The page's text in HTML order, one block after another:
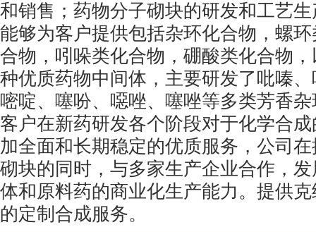
23611-75-8
937669-80-2
22680-44-0
51171-
10303-88-5 18289-89-9 60456-21-5 52373-
和销售；药物分子砌块的研发和工艺
能够为客户提供包括杂环化合物，螺
合物，吲哚类化合物，硼酸类化合物
种优质药物中间体，主要研发了吡嗪
嘧啶、噻吩、噁唑、噻唑等多类芳香
客户在新药研发各个阶段对于化学合
加全面和长期稳定的优质服务，公司
砌块的同时，与多家生产企业合作，
体和原料药的商业化生产能力。提供
的定制合成服务。